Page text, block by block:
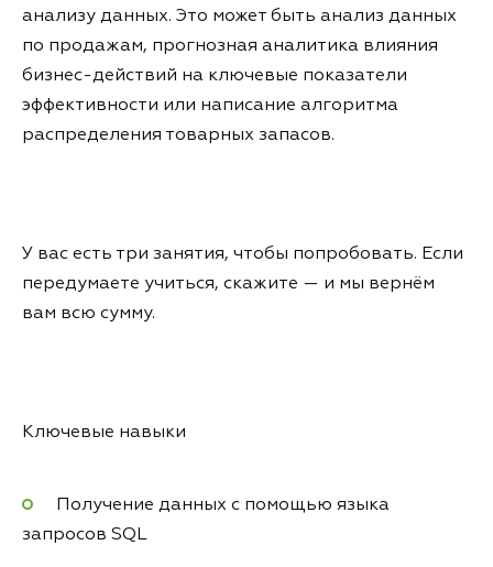
анализу данных. Это может быть анализ данных
по продажам, прогнозная аналитика влияния
бизнес-действий на ключевые показатели
эффективности или написание алгоритма
распределения товарных запасов.
У вас есть три занятия, чтобы попробовать. Если
передумаете учиться, скажите — и мы вернём
вам всю сумму.
Ключевые навыки
Получение данных с помощью языка
запросов SQL